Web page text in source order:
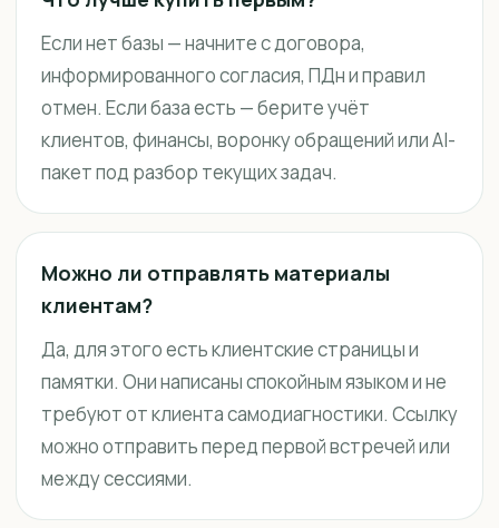
Если нет базы — начните с договора,
информированного согласия, ПДн и правил
отмен. Если база есть — берите учёт
клиентов, финансы, воронку обращений или AI-
пакет под разбор текущих задач.
Можно ли отправлять материалы
клиентам?
Да, для этого есть клиентские страницы и
памятки. Они написаны спокойным языком и не
требуют от клиента самодиагностики. Ссылку
можно отправить перед первой встречей или
между сессиями.